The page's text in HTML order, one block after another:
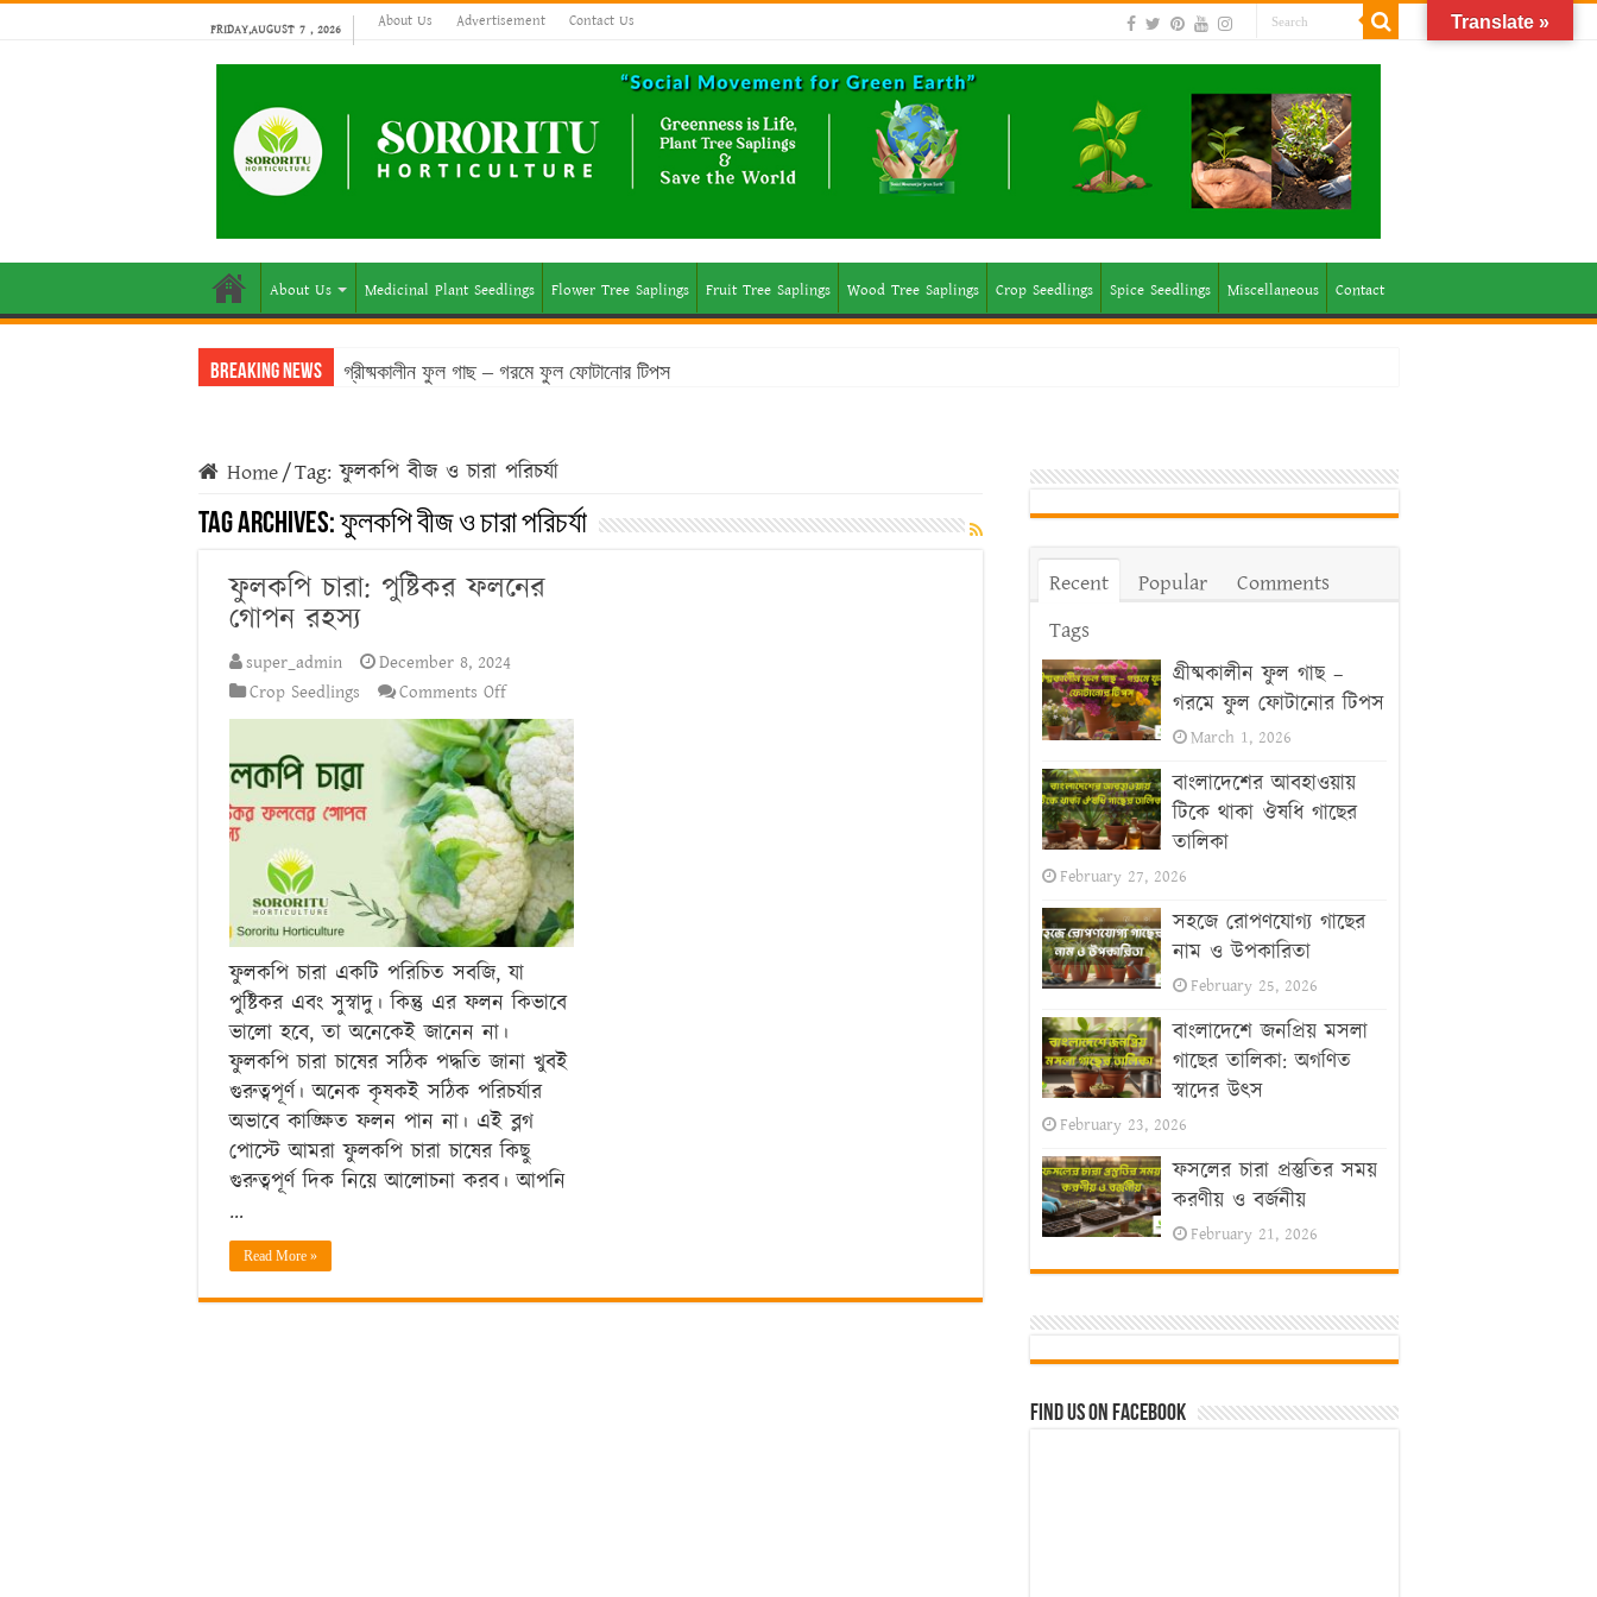
FRIDAY,AUGUST 7 , 2026 About Us Advertisement Contact Us
About Us Medicinal Plant Seedlings Flower Tree Saplings Fruit Tree Saplings Wood Tree Saplings Crop Seedlings Spice Seedlings Miscellaneous Contact
Breaking News গ্রীষ্মকালীন ফুল গাছ – গরমে ফুল ফোটানোর টিপস
Home/Tag:ফুলকপি বীজ ও চারা পরিচর্যা
Tag Archives:ফুলকপি বীজ ও চারা পরিচর্যা
ফুলকপি চারা: পুষ্টিকর ফলনের
গোপন রহস্য
super_admin
December 8, 2024
Crop Seedlings
Comments Offon
ফুলকপি
চারা:
পুষ্টিকর
ফলনের
গোপন
রহস্য
ফুলকপি চারা একটি পরিচিত সবজি, যা
পুষ্টিকর এবং সুস্বাদু। কিন্তু এর ফলন কিভাবে
ভালো হবে, তা অনেকেই জানেন না।
ফুলকপি চারা চাষের সঠিক পদ্ধতি জানা খুবই
গুরুত্বপূর্ণ। অনেক কৃষকই সঠিক পরিচর্যার
অভাবে কাঙ্ক্ষিত ফলন পান না। এই ব্লগ
পোস্টে আমরা ফুলকপি চারা চাষের কিছু
গুরুত্বপূর্ণ দিক নিয়ে আলোচনা করব। আপনি
…
Read More »
Recent Popular
Comments
Tags
গ্রীষ্মকালীন ফুল গাছ –
গরমে ফুল ফোটানোর টিপস
March 1, 2026
বাংলাদেশের আবহাওয়ায়
টিকে থাকা ঔষধি গাছের
তালিকা
February 27, 2026
সহজে রোপণযোগ্য গাছের
নাম ও উপকারিতা
February 25, 2026
বাংলাদেশে জনপ্রিয় মসলা
গাছের তালিকা: অগণিত
স্বাদের উৎস
February 23, 2026
ফসলের চারা প্রস্তুতির সময়
করণীয় ও বর্জনীয়
February 21, 2026
Find us on Facebook
Translate »